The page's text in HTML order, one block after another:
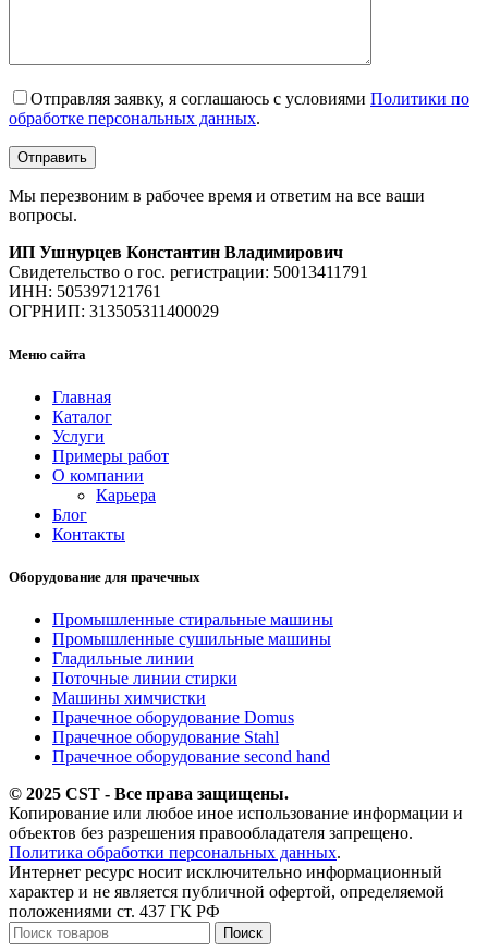
Отправляя заявку, я соглашаюсь с условиями Политики по
обработке персональных данных.
Мы перезвоним в рабочее время и ответим на все ваши
вопросы.
ИП Ушнурцев Константин Владимирович
Свидетельство о гос. регистрации: 50013411791
ИНН: 505397121761
ОГРНИП: 313505311400029
Меню сайта
Главная
Каталог
Услуги
Примеры работ
О компании
Карьера
Блог
Контакты
Оборудование для прачечных
Промышленные стиральные машины
Промышленные сушильные машины
Гладильные линии
Поточные линии стирки
Машины химчистки
Прачечное оборудование Domus
Прачечное оборудование Stahl
Прачечное оборудование second hand
© 2025 CST - Все права защищены.
Копирование или любое иное использование информации и
объектов без разрешения правообладателя запрещено.
Политика обработки персональных данных.
Интернет ресурс носит исключительно информационный
характер и не является публичной офертой, определяемой
положениями ст. 437 ГК РФ
Поиск